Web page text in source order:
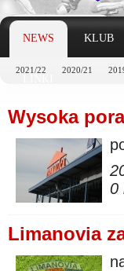
NEWS
2021/22 2020/21
KLUB
Wysoka
0
Limanovia